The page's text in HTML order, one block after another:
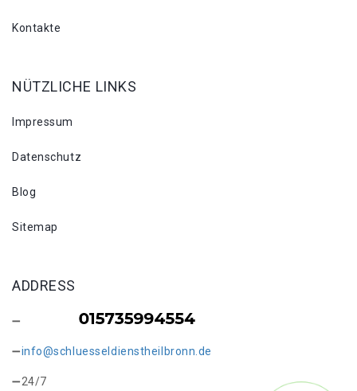
Kontakte
NÜTZLICHE LINKS
Impressum
Datenschutz
Blog
Sitemap
ADDRESS
info@schluesseldienstheilbronn.de
24/7